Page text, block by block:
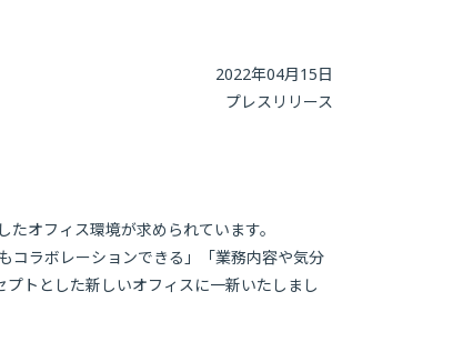
2022年04月15日
プレスリリース
オフィス環境が求められています。
コラボレーションできる」「業務内容や気分
トとした新しいオフィスに一新いたしまし